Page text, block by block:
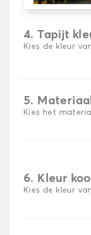
4. Tapijt
Kies de kleur
5.
Kies het
6. Kleur
Kies de kleur